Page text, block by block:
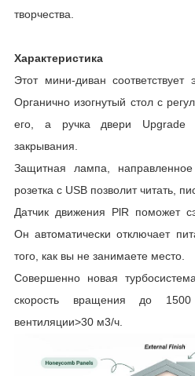
творчества.
Характеристика
Этот мини-диван соответствует
Органично изогнутый стол с
его, а ручка двери Upgrade
закрывания.
Защитная лампа,
розетка с USB позволит читать,
Датчик движения PlR поможет
Он автоматически отключает
того, как вы не занимаете место.
Совершенно новая
скорость вращения до 1500
вентиляции>30 м3/ч.